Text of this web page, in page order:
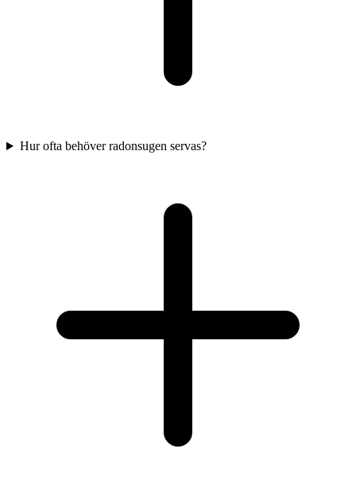
Hur ofta behöver radonsugen servas?